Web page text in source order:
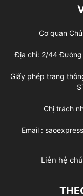
Cơ quan
Địa chỉ: 2/44 Đường
Giấy phép trang
Chị trách
Email :
Liên hệ